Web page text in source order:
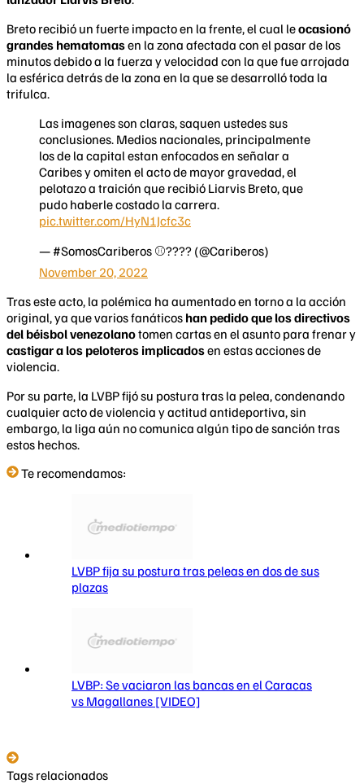
Breto recibió un fuerte impacto en la frente, el cual leocasionó
grandes hematomasen la zona afectada con el pasar de los
minutos debido a la fuerza y velocidad con la que fue arrojada
la esférica detrás de la zona en la que se desarrolló toda la
trifulca.
Las imagenes son claras, saquen ustedes sus
conclusiones. Medios nacionales, principalmente
los de la capital estan enfocados en señalar a
Caribes y omiten el acto de mayor gravedad, el
pelotazo a traición que recibió Liarvis Breto, que
pudo haberle costado la carrera.
pic.twitter.com/HyN1Jcfc3c
— #SomosCariberos ⚾???? (@Cariberos)
November 20, 2022
Tras este acto, la polémica ha aumentado en torno a la acción
original, ya que varios fanáticos han pedido que los directivos
del béisbol venezolanotomen cartas en el asunto para frenar y
castigar a los peloteros implicadosen estas acciones de
violencia.
Por su parte, la LVBP fijó su postura tras la pelea, condenando
cualquier acto de violencia y actitud antideportiva, sin
embargo, la liga aún no comunica algún tipo de sanción tras
estos hechos.
Te recomendamos:
LVBP fija su postura tras peleas en dos de sus
plazas
LVBP: Se vaciaron las bancas en el Caracas
vs Magallanes [VIDEO]
Tags relacionados